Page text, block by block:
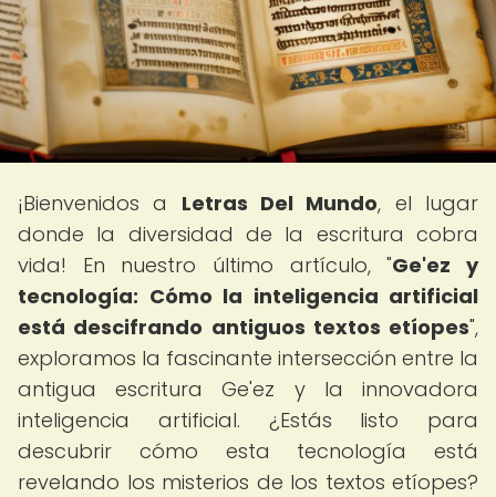
¡Bienvenidos a Letras Del Mundo, el lugar
donde la diversidad de la escritura cobra
vida! En nuestro último artículo, "Ge'ez y
tecnología: Cómo la inteligencia artificial
está descifrando antiguos textos etíopes",
exploramos la fascinante intersección entre la
antigua escritura Ge'ez y la innovadora
inteligencia artificial. ¿Estás listo para
descubrir cómo esta tecnología está
revelando los misterios de los textos etíopes?